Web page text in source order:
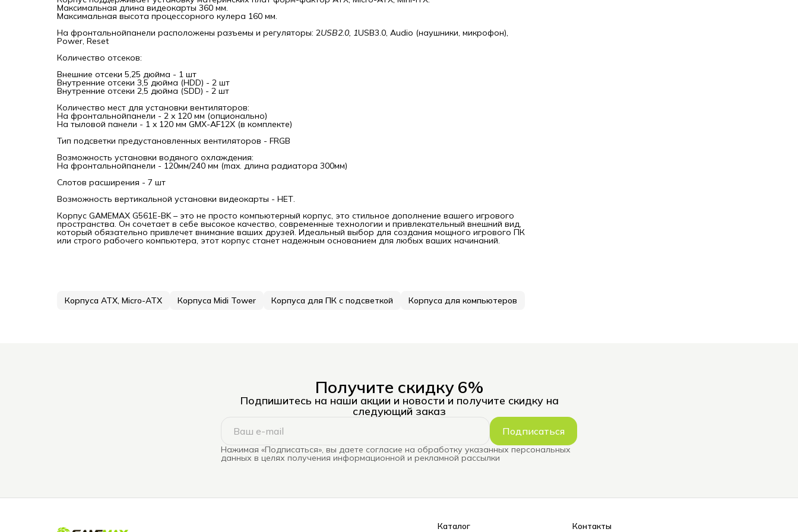
основанием для любых ваших начинаний.
Максимальная длина видеокарты 360 мм.
Максимальная высота процессорного кулера 160 мм.
На фронтальнойпанели расположены разъемы и регуляторы: 2USB2.0, 1USB3.0, Audio (наушники, микрофон),
Power, Reset
Количество отсеков:
Внешние отсеки 5,25 дюйма - 1 шт
Внутренние отсеки 3,5 дюйма (HDD) - 2 шт
Внутренние отсеки 2,5 дюйма (SDD) - 2 шт
Количество мест для установки вентиляторов:
На фронтальнойпанели - 2 x 120 мм (опционально)
На тыловой панели - 1 x 120 мм GMX-AF12X (в комплекте)
Тип подсветки предустановленных вентиляторов - FRGB
Возможность установки водяного охлаждения:
На фронтальнойпанели - 120мм/240 мм (max. длина радиатора 300мм)
Слотов расширения - 7 шт
Возможность вертикальной установки видеокарты - НЕТ.
Корпус GAMEMAX G561E-BK – это не просто компьютерный корпус, это стильное дополнение вашего игрового
пространства. Он сочетает в себе высокое качество, современные технологии и привлекательный внешний вид,
который обязательно привлечет внимание ваших друзей. Идеальный выбор для создания мощного игрового ПК
или строго рабочего компьютера, этот корпус станет надежным основанием для любых ваших начинаний.
Корпуса ATX, Micro-ATX Корпуса Midi Tower Корпуса для ПК с подсветкой Корпуса для компьютеров
Получите скидку 6%
Подпишитесь на наши акции и новости и получите скидку на
следующий заказ
Подписаться
Нажимая «Подписаться», вы даете согласие на обработку указанных персональных
данных в целях получения информационной и рекламной рассылки
Каталог Контакты